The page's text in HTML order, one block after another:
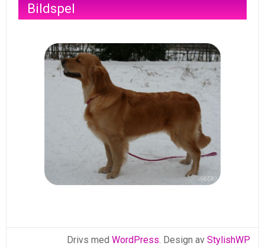
Bildspel
Drivs med WordPress. Design av StylishWP